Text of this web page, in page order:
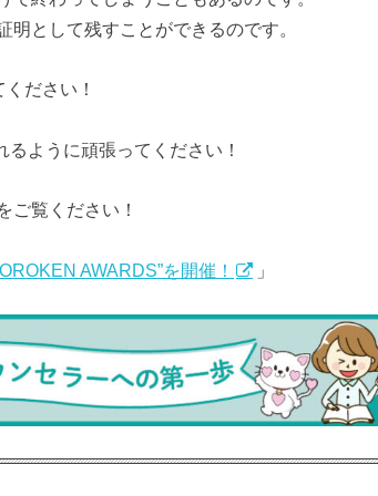
として残すことができるのです。
ださい！
るように頑張ってください！
ご覧ください！
AWARDS”を開催！ 」